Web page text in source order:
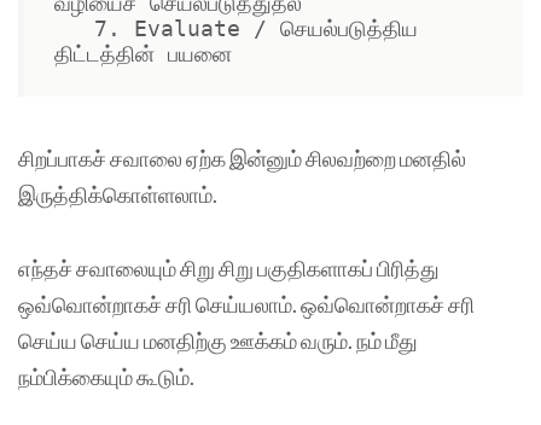
திட்டத்தின் பயனை
சிறப்பாகச் சவாலை ஏற்க இன்னும் சிலவற்றை மனதில்
இருத்திக்கொள்ளலாம்.
எந்தச் சவாலையும் சிறு சிறு பகுதிகளாகப் பிரித்து
ஒவ்வொன்றாகச் சரி செய்யலாம். ஒவ்வொன்றாகச் சரி
செய்ய செய்ய மனதிற்கு ஊக்கம் வரும். நம் மீது
நம்பிக்கையும் கூடும்.